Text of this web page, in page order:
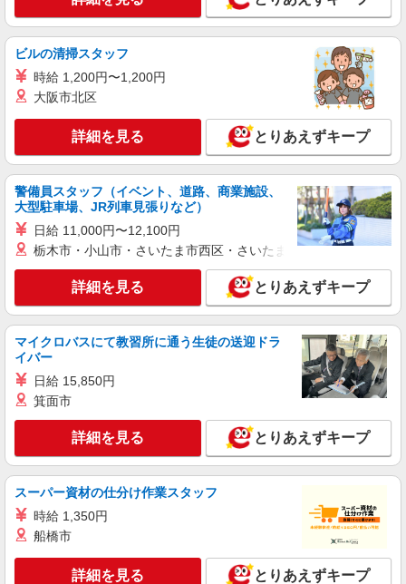
聖蹟桜ケ丘｜シニア向けマンションで夜勤専従
＊暮らしのお手伝い
時給1600円〜2250円 ＜日払い有/週払い有/交
通費全支給(ガソリン代含む)＞
キープ 詳細を見る
株式会社kotrio /●YK-S-2096857
正社員で採用します。最短2週間で内定でま
す。就労支援STAFF募集
給：200,000円〜220,000円 ・資格手当：10,000〜
30,000円 ・役職手当：10,000〜70,000円 ・処遇改
善手当：20,000〜60,000円（勤続年数、保有資格
により変動） ・固定残業手当：20,000円（10時
間） ※固定残業時間を超過する場合には超過勤務
手当として別途支給 ・夜勤手当：10,000円/1回
歓迎 ・認知症介護基礎研修 ・初任者研修 ・実務
東京都多摩市
キープ 詳細を見る
職業紹介
株式会社kotrio /●YK-S-2022055
≪京王永山駅≫定着率高い人気のデイサービス
スタッフ★残業少なめ
【正社員】月給240,000〜400,000円 ・基本
給：200,000円〜220,000円 ・資格手当：10,000〜
30,000円 ・役職手当：10,000〜70,000円 ・処遇改
善手当：20,000〜60,000円（勤続年数、保有資格
により変動） ・固定残業手当：20,000円（10時
間） ※固定残業時間を超過する場合には超過勤務
手当として別途支給 下記資格をお持ちの方歓迎 ・
認知症介護基礎研修 ・初任者研修 ・実務者研修
多摩市内│京王永山駅スグ
ビルの清掃スタッフ
時給 1,200円〜1,200円
大阪市北区
詳細を見る とりあえずキープ
警備員スタッフ（イベント、道路、商業施設、
大型駐車場、JR列車見張りなど）
日給 11,000円〜12,100円
栃木市・小山市・さいたま市西区・さいたま市岩槻区・久喜市・
詳細を見る とりあえずキープ
マイクロバスにて教習所に通う生徒の送迎ドラ
イバー
日給 15,850円
箕面市
詳細を見る とりあえずキープ
スーパー資材の仕分け作業スタッフ
時給 1,350円
船橋市
詳細を見る とりあえずキープ